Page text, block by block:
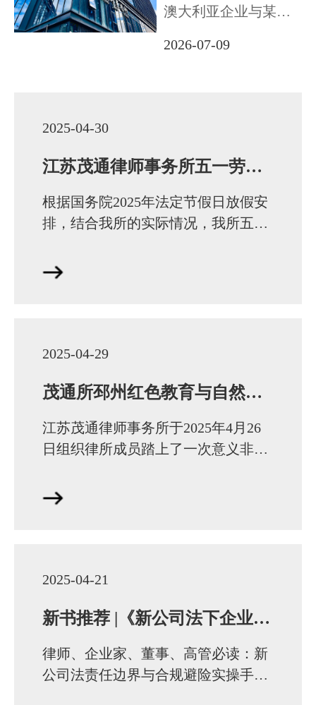
澳大利亚企业与某外
合同纠纷，凭借成熟
仅充分维护境外客户
方企业…
2026-07-09
2025-04-30
江苏茂通律师事务所五一劳动节放假通知
根据国务院2025年法定节假日放假安
排，结合我所的实际情况，我所五一
月5日放假2025年5月6日（星期二）
2025-04-29
茂通所邳州红色教育与自然人文团建纪实
江苏茂通律师事务所于2025年4月26
日组织律所成员踏上了一次意义非凡
员参观了淮海战役碾庄圩战斗纪念
2025-04-21
新书推荐 |《新公司法下企业合规与法律风险防控实务》
律师、企业家、董事、高管必读：新
公司法责任边界与合规避险实操手册